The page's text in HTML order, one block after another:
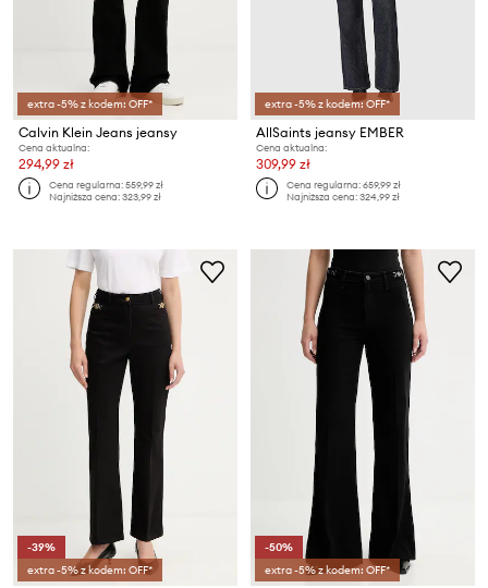
extra -5% z kodem: OFF*
Calvin Klein Jeans jeansy
Cena aktualna:
294,99 zł
Cena regularna:559,99 zł
Najniższa cena:323,99 zł
extra -5% z kodem: OFF*
AllSaints jeansy EMBER
Cena aktualna:
309,99 zł
Cena regularna:659,99 zł
Najniższa cena:324,99 zł
-39%
extra -5% z kodem: OFF*
-50%
extra -5% z kodem: OFF*